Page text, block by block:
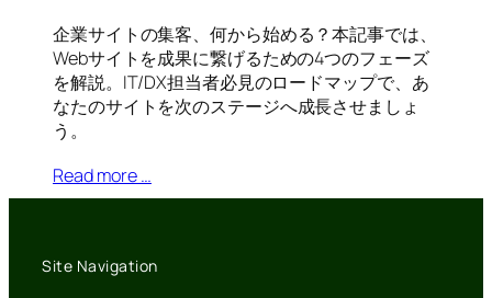
企業サイトの集客、何から始める？本記事では、
Webサイトを成果に繋げるための4つのフェーズ
を解説。IT/DX担当者必見のロードマップで、あ
なたのサイトを次のステージへ成長させましょ
う。
Read more …
Site Navigation